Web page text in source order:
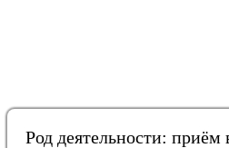
Род деятельности: